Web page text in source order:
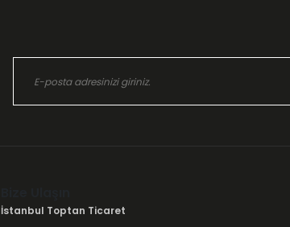
İstanbul Toptan Ticaret